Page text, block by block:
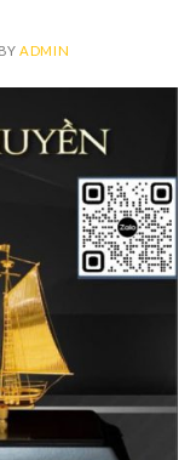
BYADMIN